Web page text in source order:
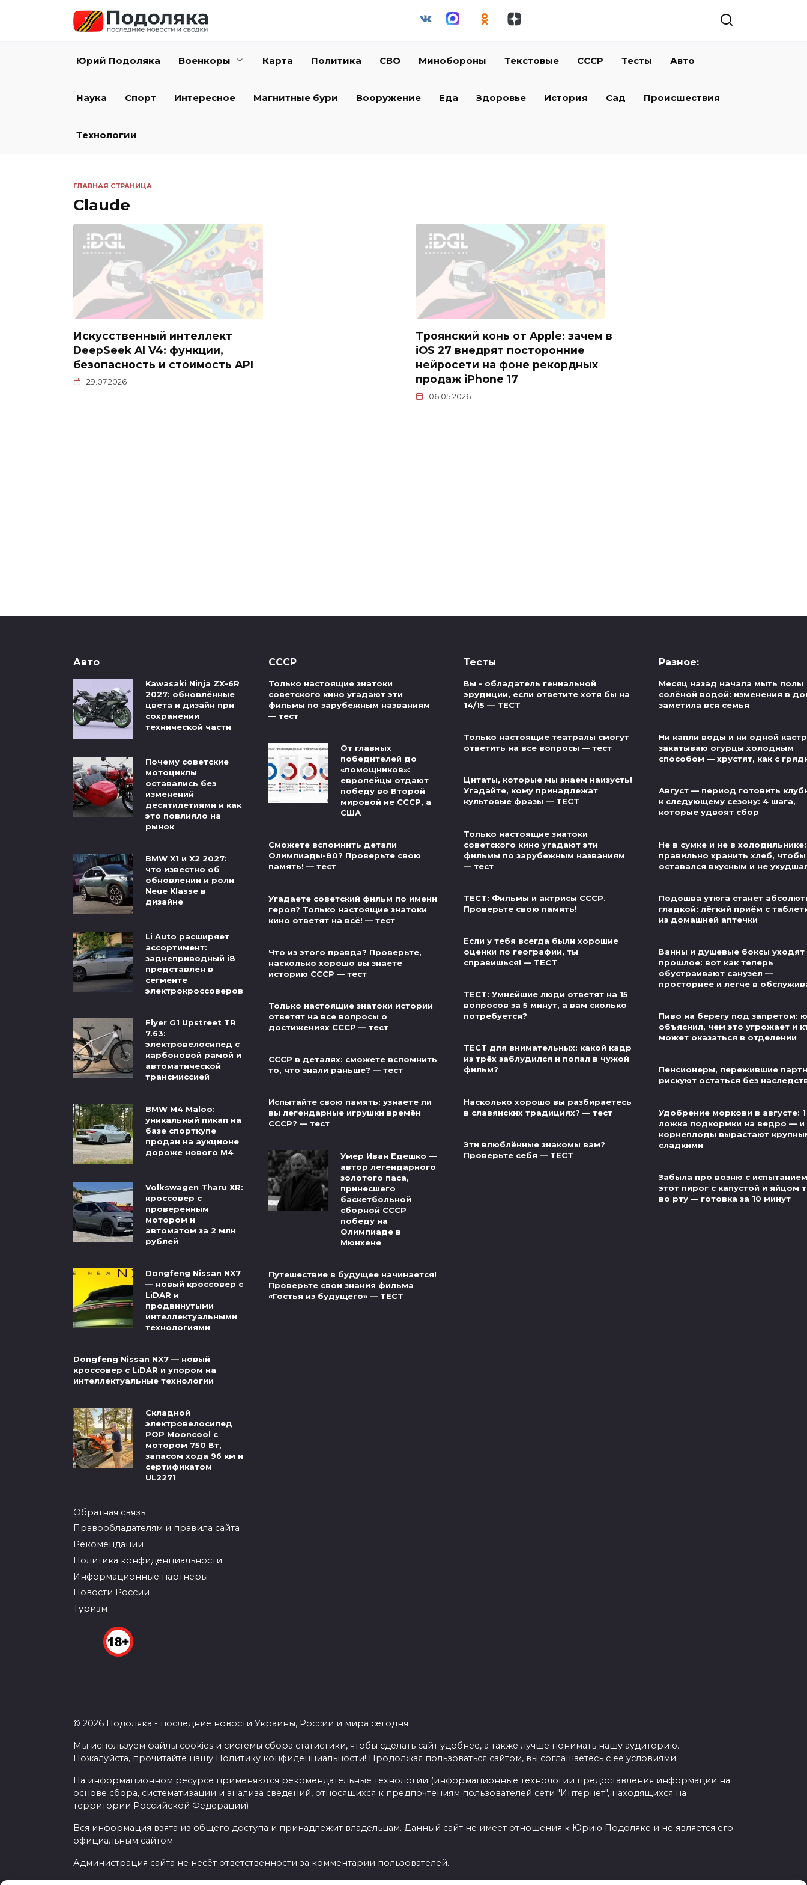
Юрий Подоляка Военкоры Карта Политика СВО Минобороны Текстовые СССР Тесты Авто
Наука Спорт Интересное Магнитные бури Вооружение Еда Здоровье История Сад Происшествия
Технологии
ГЛАВНАЯ СТРАНИЦА
Claude
Искусственный интеллект
DeepSeek AI V4: функции,
безопасность и стоимость API
29.07.2026
Троянский конь от Apple: зачем в
iOS 27 внедрят посторонние
нейросети на фоне рекордных
продаж iPhone 17
06.05.2026
Авто
Kawasaki Ninja ZX-6R
2027: обновлённые
цвета и дизайн при
сохранении
технической части
Почему советские
мотоциклы
оставались без
изменений
десятилетиями и как
это повлияло на
рынок
BMW X1 и X2 2027:
что известно об
обновлении и роли
Neue Klasse в
дизайне
Li Auto расширяет
ассортимент:
заднеприводный i8
представлен в
сегменте
электрокроссоверов
Flyer G1 Upstreet TR
7.63:
электровелосипед с
карбоновой рамой и
автоматической
трансмиссией
BMW M4 Maloo:
уникальный пикап на
базе спорткупе
продан на аукционе
дороже нового M4
Volkswagen Tharu XR:
кроссовер с
проверенным
мотором и
автоматом за 2 млн
рублей
Dongfeng Nissan NX7
— новый кроссовер с
LiDAR и
продвинутыми
интеллектуальными
технологиями
Dongfeng Nissan NX7 — новый
кроссовер с LiDAR и упором на
интеллектуальные технологии
Складной
электровелосипед
POP Mooncool с
мотором 750 Вт,
запасом хода 96 км и
сертификатом
UL2271
Обратная связь
Правообладателям и правила сайта
Рекомендации
Политика конфиденциальности
Информационные партнеры
Новости России
Туризм
СССР
Только настоящие знатоки
советского кино угадают эти
фильмы по зарубежным названиям
— тест
От главных
победителей до
«помощников»:
европейцы отдают
победу во Второй
мировой не СССР, а
США
Сможете вспомнить детали
Олимпиады-80? Проверьте свою
память! — тест
Угадаете советский фильм по имени
героя? Только настоящие знатоки
кино ответят на всё! — тест
Что из этого правда? Проверьте,
насколько хорошо вы знаете
историю СССР — тест
Только настоящие знатоки истории
ответят на все вопросы о
достижениях СССР — тест
СССР в деталях: сможете вспомнить
то, что знали раньше? — тест
Испытайте свою память: узнаете ли
вы легендарные игрушки времён
СССР? — тест
Умер Иван Едешко —
автор легендарного
золотого паса,
принесшего
баскетбольной
сборной СССР
победу на
Олимпиаде в
Мюнхене
Путешествие в будущее начинается!
Проверьте свои знания фильма
«Гостья из будущего» — ТЕСТ
Тесты
Вы – обладатель гениальной
эрудиции, если ответите хотя бы на
14/15 — ТЕСТ
Только настоящие театралы смогут
ответить на все вопросы — тест
Цитаты, которые мы знаем наизусть!
Угадайте, кому принадлежат
культовые фразы — ТЕСТ
Только настоящие знатоки
советского кино угадают эти
фильмы по зарубежным названиям
— тест
ТЕСТ: Фильмы и актрисы СССР.
Проверьте свою память!
Если у тебя всегда были хорошие
оценки по географии, ты
справишься! — ТЕСТ
ТЕСТ: Умнейшие люди ответят на 15
вопросов за 5 минут, а вам сколько
потребуется?
ТЕСТ для внимательных: какой кадр
из трёх заблудился и попал в чужой
фильм?
Насколько хорошо вы разбираетесь
в славянских традициях? — тест
Эти влюблённые знакомы вам?
Проверьте себя — ТЕСТ
Разное:
Месяц назад начала мыть полы
солёной водой: изменения в
заметила вся семья
Ни капли воды и ни одной
закатываю огурцы холодным
способом — хрустят, как с
Август — период готовить
к следующему сезону: 4 шага,
которые удвоят сбор
Не в сумке и не в
правильно хранить хлеб,
оставался вкусным и не
Подошва утюга станет
гладкой: лёгкий приём с
из домашней аптечки
Ванны и душевые боксы уходят
прошлое: вот как теперь
обустраивают санузел —
просторнее и легче в
Пиво на берегу под запретом:
объяснил, чем это угрожает и
может оказаться в отделении
Пенсионеры, пережившие
рискуют остаться без
Удобрение моркови в августе: 1
ложка подкормки на ведро — и
корнеплоды вырастают
сладкими
Забыла про возню с
этот пирог с капустой и яйцом
во рту — готовка за 10 минут
© 2026 Подоляка - последние новости Украины, России и мира сегодня
Мы используем файлы cookies и системы сбора статистики, чтобы сделать сайт удобнее, а также лучше понимать нашу аудиторию.
Пожалуйста, прочитайте нашу Политику конфиденциальности! Продолжая пользоваться сайтом, вы соглашаетесь с её условиями.
На информационном ресурсе применяются рекомендательные технологии (информационные технологии предоставления информации на
основе сбора, систематизации и анализа сведений, относящихся к предпочтениям пользователей сети "Интернет", находящихся на
территории Российской Федерации)
Вся информация взята из общего доступа и принадлежит владельцам. Данный сайт не имеет отношения к Юрию Подоляке и не является его
официальным сайтом.
Администрация сайта не несёт ответственности за комментарии пользователей.